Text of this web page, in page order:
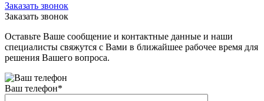
Заказать звонок
Заказать звонок
Оставьте Ваше сообщение и контактные данные и наши
специалисты свяжутся с Вами в ближайшее рабочее время для
решения Вашего вопроса.
Ваш телефон*